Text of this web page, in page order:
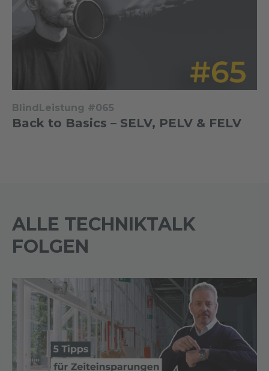
BlindLeistung #065
Back to Basics – SELV, PELV & FELV
ALLE TECHNIKTALK
FOLGEN